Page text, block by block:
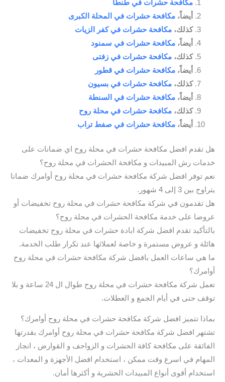
مكافحة حشرات في طنطا
أيضاً، مكافحة حشرات في المحلة الكبرى
كذلك، مكافحة حشرات في كفر الزيات
أيضاً، مكافحة حشرات في سمنود
كذلك، مكافحة حشرات في زفتى
أيضاً، مكافحة حشرات في قطور
كذلك، مكافحة حشرات في بسيون
أيضاً، مكافحة حشرات في السنطة
كذلك، مكافحة حشرات في محلة روح
أيضاً، مكافحة حشرات في صفط تراب
هل تقدم افضل مكافحة حشرات في محلة روح اي ضمانات على
خدمات رش المبيدات و مكافحة الحشرات في محلة روح؟
نعم توفر افضل شركة مكافحة حشرات في محلة روح أوامرك ضمانا
يتراوح بين 3 إلى 4 شهور.
هل تقدمون في شركة مكافحة حشرات في محلة روح تخفيضات أو
عروضا على خدمة مكافحة الحشرات في محلة روح؟
بالتأكيد تقدم افضل شركة ابادة حشرات في محلة روح تخفيضات
هائلة و عروض مستمرة و خاصة لعملائها عند تكرار طلب الخدمة.
ما هي ساعات العمل بافضل شركة مكافحة حشرات في محلة روح
أوامرك؟
تعمل شركة مكافحة حشرات في محلة روح طوال ال 24 ساعة و بلا
توقف حتى في أيام الجمع و العطلات.
بماذا تتميز افضل شركة مكافحة حشرات في محلة روح أوامرك؟
تشتهر افضل شركة مكافحة حشرات في محلة روح أوامرك بقدرتها
الفائقة على مكافحة كافة الحشرات و الزواحف و القوارض ، انجاز
المهام في اسرع وقت ممكن ، استخدام افضل الأجهزة و المعدات ،
استخدام أقوى أنواع المبيدات الحشرية و أكثرها أمان.